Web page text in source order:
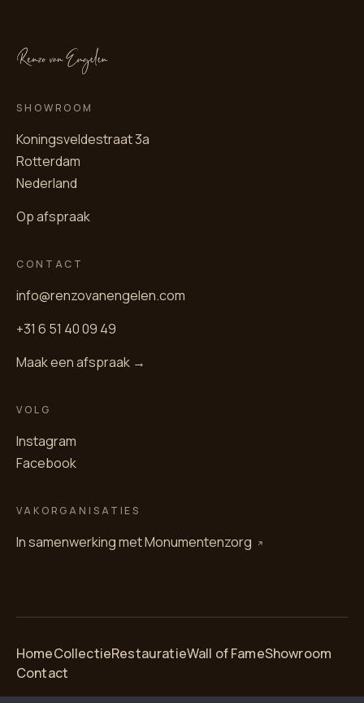
SHOWROOM
Koningsveldestraat 3a
Rotterdam
Nederland
Op afspraak
CONTACT
info@renzovanengelen.com
+31 6 51 40 09 49
Maak een afspraak →
VOLG
Instagram
Facebook
VAKORGANISATIES
In samenwerking metMonumentenzorg
HomeCollectieRestauratieWall of FameShowroom
Contact